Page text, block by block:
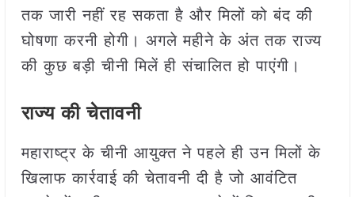
तक जारी नहीं रह सकता है और मिलों को बंद की
घोषणा करनी होगी। अगले महीने के अंत तक राज्य
की कुछ बड़ी चीनी मिलें ही संचालित हो पाएंगी।
राज्य की चेतावनी
महाराष्ट्र के चीनी आयुक्त ने पहले ही उन मिलों के
खिलाफ कार्रवाई की चेतावनी दी है जो आवंटित